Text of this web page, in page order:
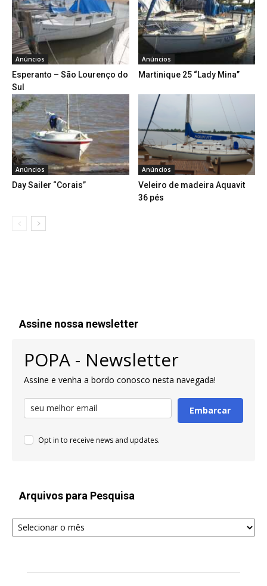
Anúncios
Esperanto – São Lourenço do
Sul
Anúncios
Martinique 25 “Lady Mina”
Anúncios
Day Sailer “Corais”
Anúncios
Veleiro de madeira Aquavit
36 pés
Assine nossa newsletter
POPA - Newsletter
Assine e venha a bordo conosco nesta navegada!
Embarcar
Opt in to receive news and updates.
Arquivos para Pesquisa
Arquivos
para